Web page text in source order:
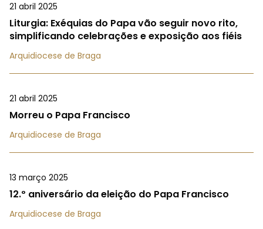
21 abril 2025
Liturgia: Exéquias do Papa vão seguir novo rito,
simplificando celebrações e exposição aos fiéis
Arquidiocese de Braga
21 abril 2025
Morreu o Papa Francisco
Arquidiocese de Braga
13 março 2025
12.º aniversário da eleição do Papa Francisco
Arquidiocese de Braga